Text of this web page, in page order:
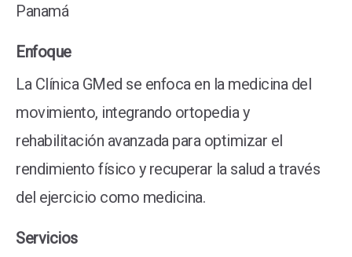
Panamá
Enfoque
La Clínica GMed se enfoca en la medicina del
movimiento, integrando ortopedia y
rehabilitación avanzada para optimizar el
rendimiento físico y recuperar la salud a través
del ejercicio como medicina.
Servicios